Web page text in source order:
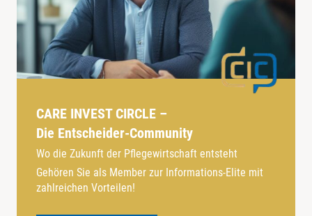
CARE INVEST CIRCLE –
Die Entscheider-Community
Wo die Zukunft der Pflegewirtschaft entsteht
Gehören Sie als Member zur Informations-Elite mit
zahlreichen Vorteilen!